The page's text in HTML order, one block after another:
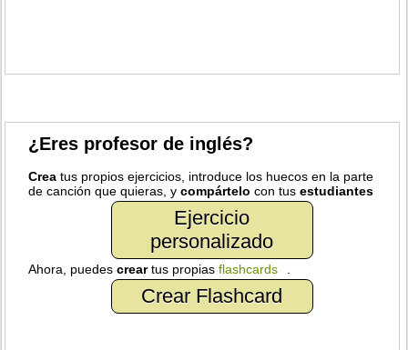
¿Eres profesor de inglés?
Crea tus propios ejercicios, introduce los huecos en la parte
de canción que quieras, ycompártelo con tusestudiantes
Ejercicio
personalizado
Ahora, puedescreartus propiasflashcards
Crear Flashcard